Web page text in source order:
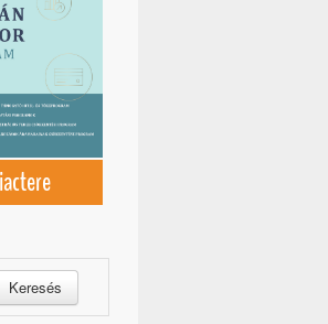
Keresés